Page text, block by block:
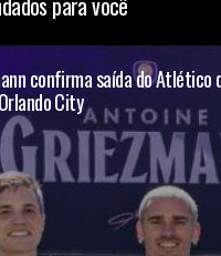
confirma saída do Atlético
City